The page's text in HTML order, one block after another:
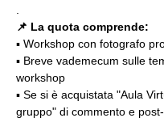
📌 La quota comprende:
▪️ Workshop con fotografo
▪️ Breve vademecum sulle
workshop
▪️ Se si è acquistata "Aula
gruppo" di commento e